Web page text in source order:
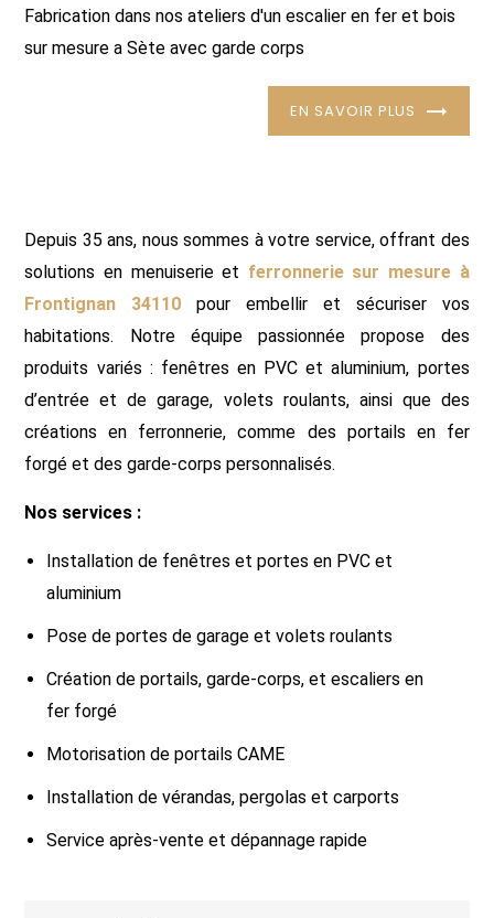
Fabrication dans nos ateliers d'un escalier en fer et bois
sur mesure a Sète avec garde corps
EN SAVOIR PLUS
Depuis 35 ans, nous sommes à votre service, offrant des
solutions en menuiserie et ferronnerie sur mesure à
Frontignan 34110 pour embellir et sécuriser vos
habitations. Notre équipe passionnée propose des
produits variés : fenêtres en PVC et aluminium, portes
d’entrée et de garage, volets roulants, ainsi que des
créations en ferronnerie, comme des portails en fer
forgé et des garde-corps personnalisés.
Nos services :
Installation de fenêtres et portes en PVC et
aluminium
Pose de portes de garage et volets roulants
Création de portails, garde-corps, et escaliers en
fer forgé
Motorisation de portails CAME
Installation de vérandas, pergolas et carports
Service après-vente et dépannage rapide